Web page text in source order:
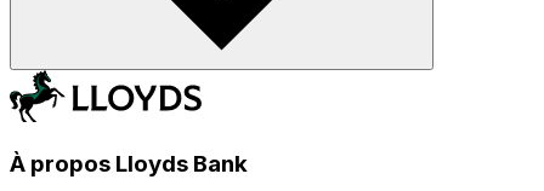
À propos Lloyds Bank